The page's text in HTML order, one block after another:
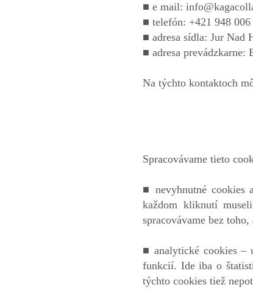
■ e mail:
■ telefón: +421 948 006
■ adresa sídla: Jur Nad
■ adresa prevádzkarne:
Na týchto kontaktoch
Spracovávame tieto
■ nevyhnutné cookies
každom kliknutí
spracovávame bez
■ analytické cookies –
funkcií. Ide iba o
týchto cookies tiež